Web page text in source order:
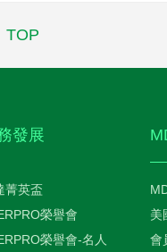
發展
菁英盃
榮譽會
榮譽會-名人
美
會